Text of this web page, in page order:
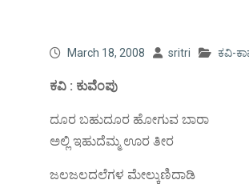
March 18, 2008 sritri ಕವಿ-
ಕವಿ : ಕುವೆಂಪು
ದೂರ ಬಹುದೂರ ಹೋಗುವ ಬಾರಾ
ಅಲ್ಲಿ ಇಹುದೆಮ್ಮ ಊರ ತೀರ
ಜಲಜಲದಲೆಗಳ ಮೇಲ್ಕುಣಿದಾಡಿ